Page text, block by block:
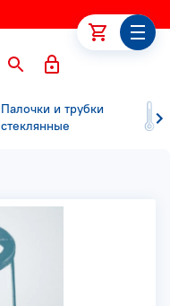
Палочки и трубки
стеклянные